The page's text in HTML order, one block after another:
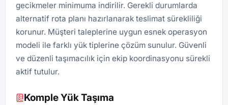
gecikmeler minimuma indirilir. Gerekli durumlarda
alternatif rota planı hazırlanarak teslimat sürekliliği
korunur. Müşteri taleplerine uygun esnek operasyon
modeli ile farklı yük tiplerine çözüm sunulur. Güvenli
ve düzenli taşımacılık için ekip koordinasyonu sürekli
aktif tutulur.
Komple Yük Taşıma